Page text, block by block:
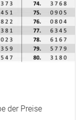
der Preise